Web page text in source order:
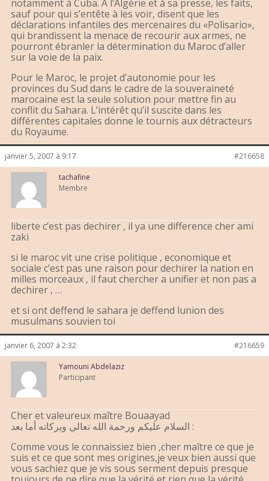
notamment à Cuba. A l’Algérie et à sa presse, les faits,
sauf pour qui s’entête à les voir, disent que les
déclarations infantiles des mercenaires du «Polisario»,
qui brandissent la menace de recourir aux armes, ne
pourront ébranler la détermination du Maroc d’aller
sur la voie de la paix.
Pour le Maroc, le projet d’autonomie pour les
provinces du Sud dans le cadre de la souveraineté
marocaine est la seule solution pour mettre fin au
conflit du Sahara. L’intérêt qu’il suscite dans les
différentes capitales donne le tournis aux détracteurs
du Royaume.
janvier 5, 2007 à 9:17 #216658
tachafine
Membre
liberte c’est pas dechirer , il ya une difference cher ami
zaki
si le maroc vit une crise politique , economique et
sociale c’est pas une raison pour dechirer la nation en
milles morceaux , il faut chercher a unifier et non pas a
dechirer , …
et si ont deffend le sahara je deffend lunion des
musulmans souvien toi
janvier 6, 2007 à 2:32 #216659
Yamouni Abdelaziz
Participant
Cher et valeureux maître Bouaayad
السلام عليكم ورحمة الله تعالي وبركاته أما بعد :
Comme vous le connaissiez bien ,cher maître ce que je
suis et ce que sont mes origines,je veux bien aussi que
vous sachiez que je vis sous serment depuis presque